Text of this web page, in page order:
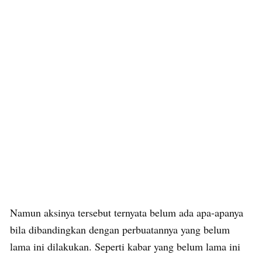
Namun aksinya tersebut ternyata belum ada apa-apanya
bila dibandingkan dengan perbuatannya yang belum
lama ini dilakukan. Seperti kabar yang belum lama ini